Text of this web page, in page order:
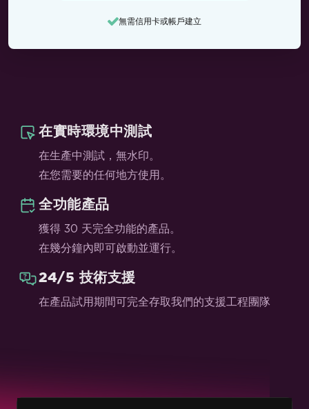
無需信用卡或帳戶建立
在實時環境中測試
在生產中測試，無水印。
在您需要的任何地方使用。
全功能產品
獲得 30 天完全功能的產品。
在幾分鐘內即可啟動並運行。
24/5 技術支援
在產品試用期間可完全存取我們的支援工程團隊